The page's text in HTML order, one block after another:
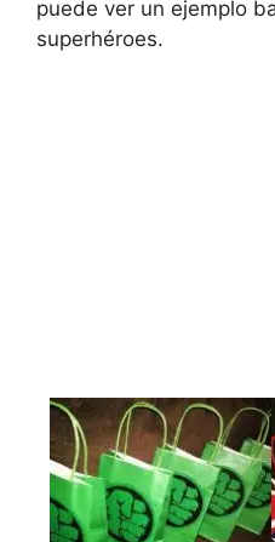
puede ver un ejemplo
superhéroes.